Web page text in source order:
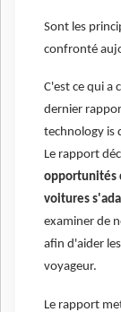
Sont les
confronté
C'est ce qui a
dernier
technology is
Le rapport
opportunités
voitures
examiner de
afin d'aider
voyageur.
Le rapport